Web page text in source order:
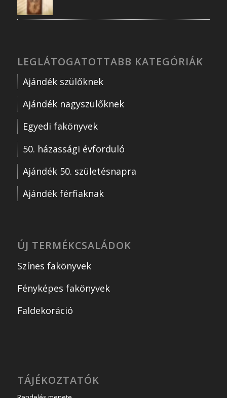
LEGLÁTOGATOTTABB KATEGÓRIÁK
Ajándék szülőknek
Ajándék nagyszülőknek
Egyedi fakönyvek
50. házassági évforduló
Ajándék 50. születésnapra
Ajándék férfiaknak
ÚJ TERMÉKCSALÁDOK
Színes fakönyvek
Fényképes fakönyvek
Faldekoráció
TÁJÉKOZTATÓK